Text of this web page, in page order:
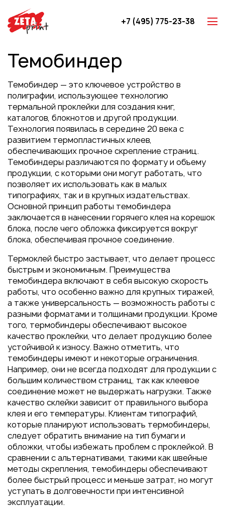
Брошюры
Игральные карты
Каталоги
Листовки
Книги
Папки
Календари
Упаковка
Блокноты с логотипом
Пакеты
Конверты
Журналы
Полиграфия для выставок
под ключ
Полиграфия к выборам 2026
+7 (495) 775-23-38
Темобиндер
Темобиндер — это ключевое устройство в
полиграфии, использующее технологию
термальной проклейки для создания книг,
каталогов, блокнотов и другой продукции.
Технология появилась в середине 20 века с
развитием термопластичных клеев,
обеспечивающих прочное скрепление страниц.
Темобиндеры различаются по формату и объему
продукции, с которыми они могут работать, что
позволяет их использовать как в малых
типографиях, так и в крупных издательствах.
Основной принцип работы темобиндера
заключается в нанесении горячего клея на корешок
блока, после чего обложка фиксируется вокруг
блока, обеспечивая прочное соединение.
Термоклей быстро застывает, что делает процесс
быстрым и экономичным. Преимущества
темобиндера включают в себя высокую скорость
работы, что особенно важно для крупных тиражей,
а также универсальность — возможность работы с
разными форматами и толщинами продукции. Кроме
того, термобиндеры обеспечивают высокое
качество проклейки, что делает продукцию более
устойчивой к износу. Важно отметить, что
темобиндеры имеют и некоторые ограничения.
Например, они не всегда подходят для продукции с
большим количеством страниц, так как клеевое
соединение может не выдержать нагрузки. Также
качество склейки зависит от правильного выбора
клея и его температуры. Клиентам типографий,
которые планируют использовать термобиндеры,
следует обратить внимание на тип бумаги и
обложки, чтобы избежать проблем с проклейкой. В
сравнении с альтернативами, такими как швейные
методы скрепления, темобиндеры обеспечивают
более быстрый процесс и меньше затрат, но могут
уступать в долговечности при интенсивной
эксплуатации.